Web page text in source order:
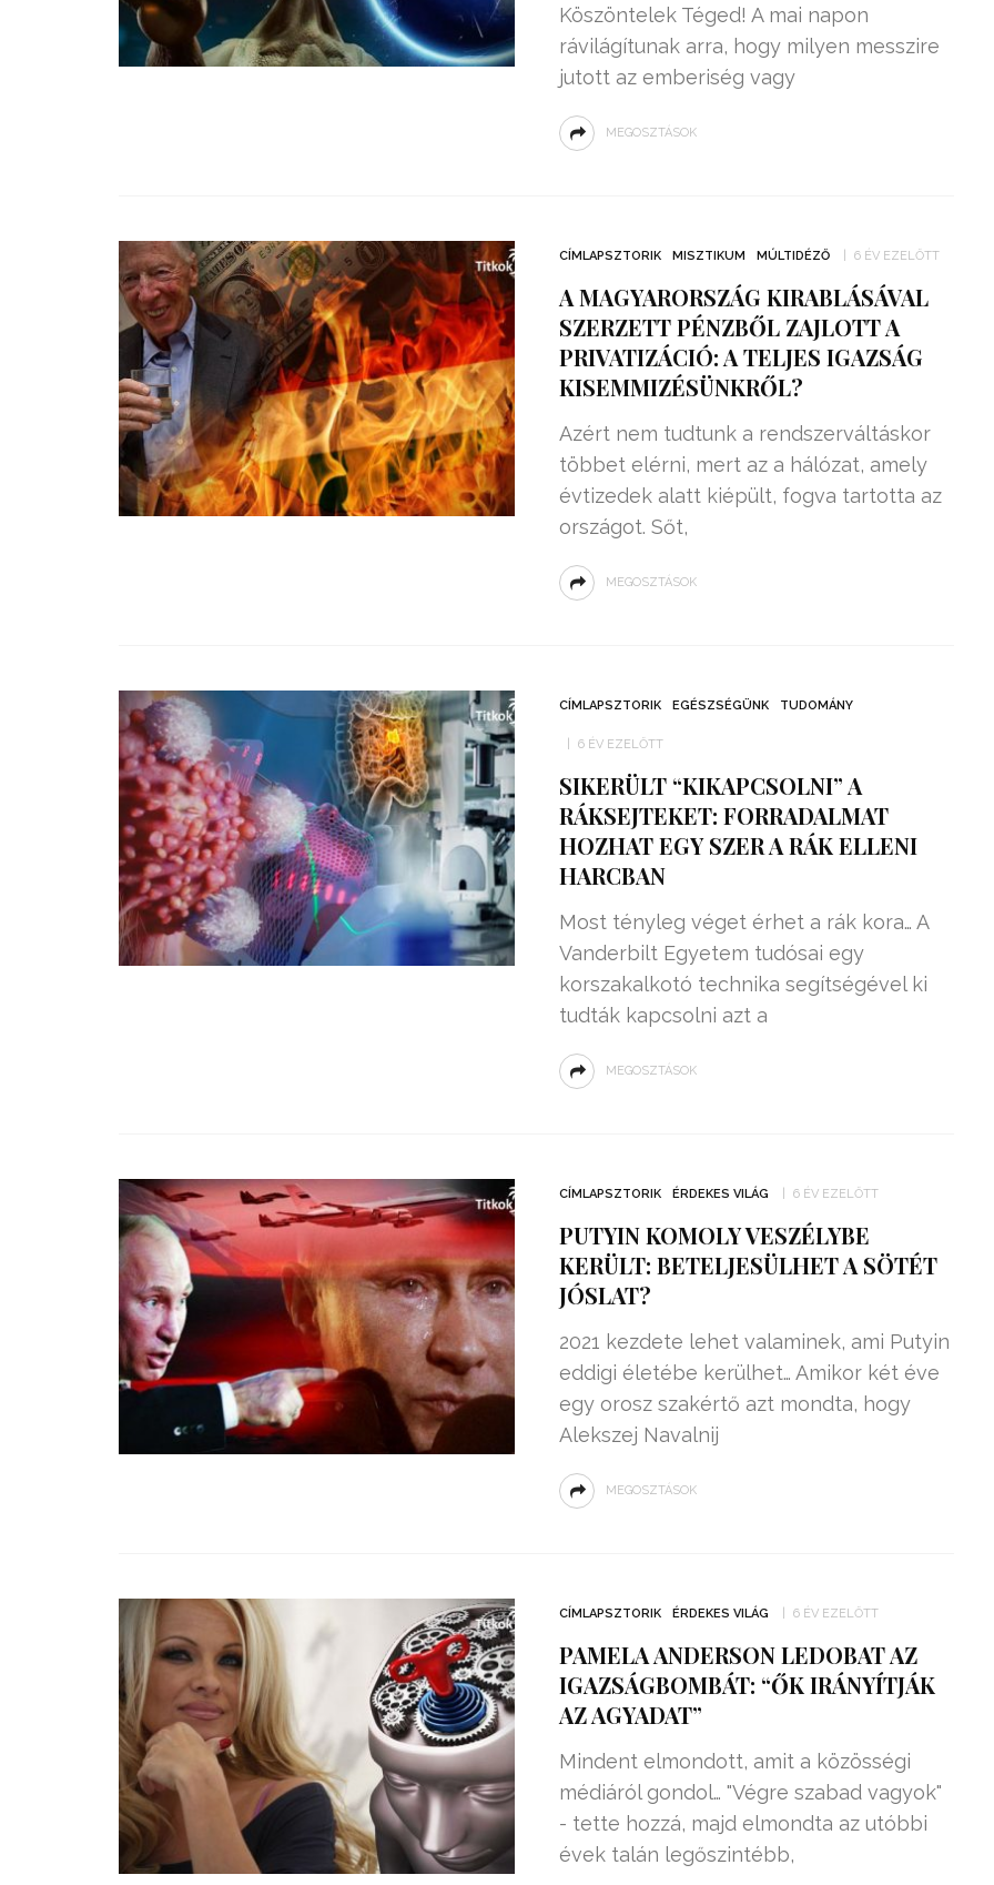
Köszöntelek Téged! A mai napon
rávilágítunak arra, hogy milyen messzire
jutott az emberiség vagy
MEGOSZTÁSOK
CÍMLAPSZTORIK MISZTIKUM MÚLTIDÉZŐ 6 ÉV EZELŐTT
A MAGYARORSZÁG KIRABLÁSÁVAL
SZERZETT PÉNZBŐL ZAJLOTT A
PRIVATIZÁCIÓ: A TELJES IGAZSÁG
KISEMMIZÉSÜNKRŐL?
Azért nem tudtunk a rendszerváltáskor
többet elérni, mert az a hálózat, amely
évtizedek alatt kiépült, fogva tartotta az
országot. Sőt,
MEGOSZTÁSOK
CÍMLAPSZTORIK EGÉSZSÉGÜNK TUDOMÁNY
6 ÉV EZELŐTT
SIKERÜLT “KIKAPCSOLNI” A
RÁKSEJTEKET: FORRADALMAT
HOZHAT EGY SZER A RÁK ELLENI
HARCBAN
Most tényleg véget érhet a rák kora… A
Vanderbilt Egyetem tudósai egy
korszakalkotó technika segítségével ki
tudták kapcsolni azt a
MEGOSZTÁSOK
CÍMLAPSZTORIK ÉRDEKES VILÁG 6 ÉV EZELŐTT
PUTYIN KOMOLY VESZÉLYBE
KERÜLT: BETELJESÜLHET A SÖTÉT
JÓSLAT?
2021 kezdete lehet valaminek, ami Putyin
eddigi életébe kerülhet… Amikor két éve
egy orosz szakértő azt mondta, hogy
Alekszej Navalnij
MEGOSZTÁSOK
CÍMLAPSZTORIK ÉRDEKES VILÁG 6 ÉV EZELŐTT
PAMELA ANDERSON LEDOBAT AZ
IGAZSÁGBOMBÁT: “ŐK IRÁNYÍTJÁK
AZ AGYADAT”
Mindent elmondott, amit a közösségi
médiáról gondol… "Végre szabad vagyok"
- tette hozzá, majd elmondta az utóbbi
évek talán legőszintébb,